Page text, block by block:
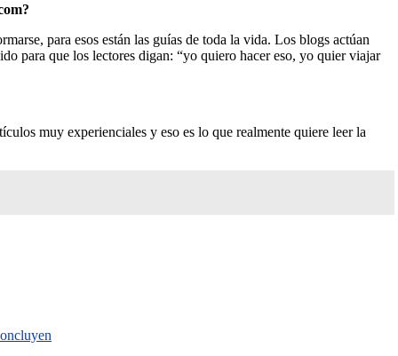
para esos están las guías de toda la vida. Los blogs actúan
para que los lectores digan: “yo quiero hacer eso, yo quier viajar
muy experienciales y eso es lo que realmente quiere leer la